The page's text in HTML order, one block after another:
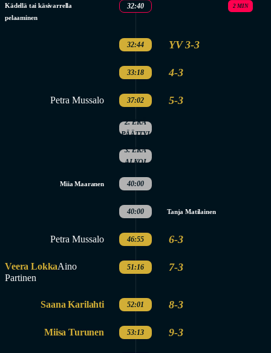
Kädellä tai käsivarrella
pelaaminen
2 MIN
32:40
32:44 YV 3-3
33:18 4-3
Petra Mussalo 37:02 5-3
2. ERÄ
PÄÄTTYI
3. ERÄ
ALKOI
Miia Maaranen 40:00
40:00 Tanja Matilainen
Petra Mussalo 46:55 6-3
Veera LokkaAino
Partinen
51:16 7-3
Saana Karilahti 52:01 8-3
Miisa Turunen 53:13 9-3